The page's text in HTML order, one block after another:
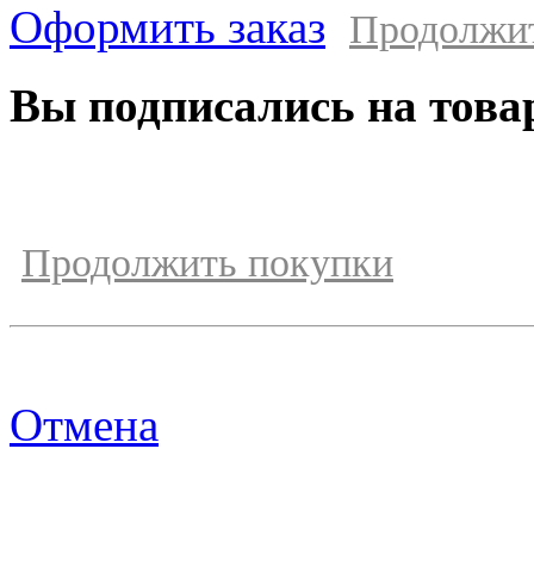
Оформить заказ
Вы подписались на
Продолжить покупки
Отмена